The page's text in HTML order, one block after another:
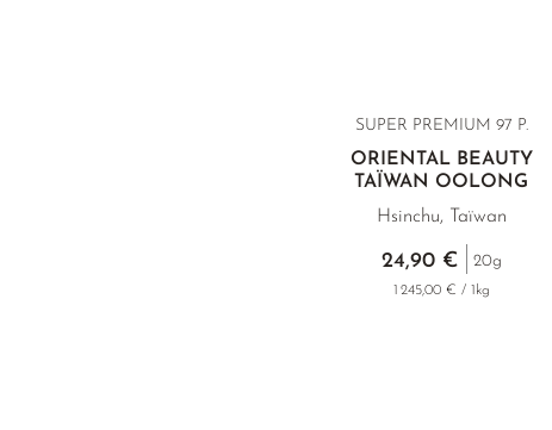
SUPER PREMIUM 97 P.
ORIENTAL BEAUTY
TAÏWAN OOLONG
Hsinchu, Taïwan
24,90 € 20g
1 245,00 € / 1kg